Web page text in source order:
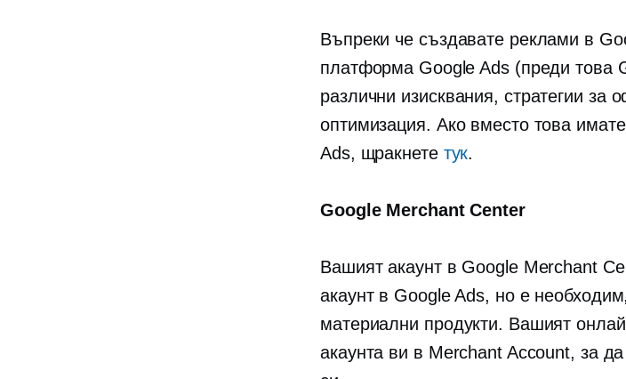
Въпреки че създавате реклами в
платформа Google Ads (преди това
различни изисквания, стратегии за
оптимизация. Ако вместо това
Ads, щракнете тук.
Google Merchant Center
Вашият акаунт в Google Merchant
акаунт в Google Ads, но е
материални продукти. Вашият
акаунта ви в Merchant Account, за